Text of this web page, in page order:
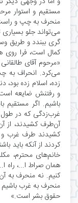
مستقیم و استوار
منحرف به چپ و راست
می‌تواند جلو بسیاری
گری ببندد و طریق
کمال است، فرا
«مرحوم آقای
می‌کرد. انحراف
زده، اسلام زده
و رفتنش ضایعه است
باشیم. اگر مستقیم
غرب‌زدگی که در طول
آن‌طرف کشیدند، از
کشیدند طرف غرب و
کردند از آنکه باید
خانم‌های محترم،
همان صراط ا...، راه
کنیم. نه منحرف به
منحرف به غرب
حقوق بشر است.»